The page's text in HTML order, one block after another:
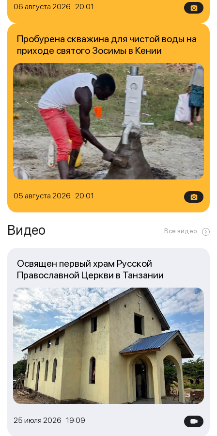
06 августа 2026 20:01
05 августа 2026 20:01
Пробурена скважина для чистой воды на
приходе святого Зосимы в Кении
Видео Все видео
25 июля 2026 19:09
Освящен первый храм Русской
Православной Церкви в Танзании